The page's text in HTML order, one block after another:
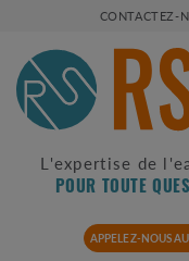
CONTACTEZ-
L'expertise de
POUR TOUTE
APPELEZ-NOUS